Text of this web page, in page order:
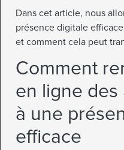
Dans cet article, nous
présence digitale
et comment cela peut
Comment
en ligne
à une
efficace